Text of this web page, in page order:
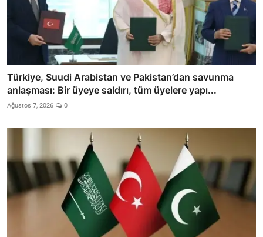
Türkiye, Suudi Arabistan ve Pakistan’dan savunma
anlaşması: Bir üyeye saldırı, tüm üyelere yapı...
Ağustos 7, 2026 0